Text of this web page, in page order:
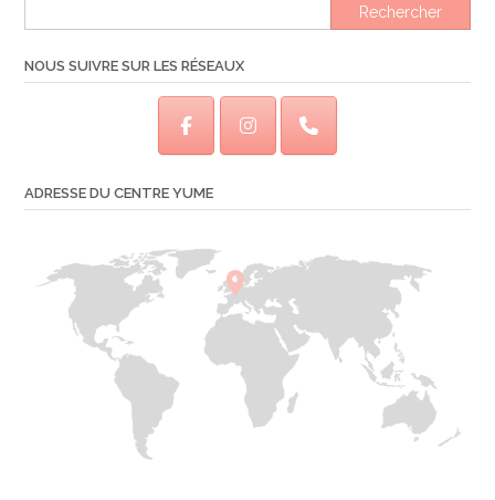
Rechercher
NOUS SUIVRE SUR LES RÉSEAUX
ADRESSE DU CENTRE YUME